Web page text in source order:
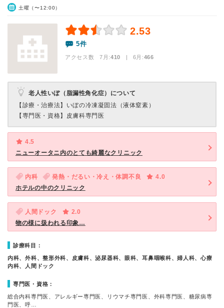
土曜（〜12:00）
2.53
5件
アクセス数 7月:410 | 6月:466
老人性いぼ（脂漏性角化症）について
【診療・治療法】 いぼの冷凍凝固法（液体窒素）
【専門医・資格】 皮膚科専門医
4.5
ニューオータニ内のとても綺麗なクリニック
内科 発熱・だるい・冷え・体調不良
4.0
ホテルの中のクリニック
人間ドック
2.0
物の様に扱われる印象…
診療科目：
内科、外科、整形外科、皮膚科、泌尿器科、眼科、耳鼻咽喉科、婦人科、心療
内科、人間ドック
専門医・資格：
総合内科専門医、アレルギー専門医、リウマチ専門医、外科専門医、糖尿病専
門医、呼…